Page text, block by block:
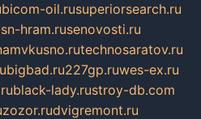
bicom-oil.rusuperiorsearch.ru
sn-hram.rusenovosti.ru
technosaratov.ru
bigbad.ru227gp.ruwes-ex.ru
black-lady.rustroy-db.com
zozor.rudvigremont.ru